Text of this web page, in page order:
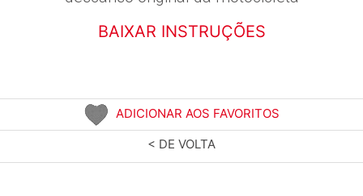
BAIXAR INSTRUÇÕES
ADICIONAR AOS FAVORITOS
< DE VOLTA